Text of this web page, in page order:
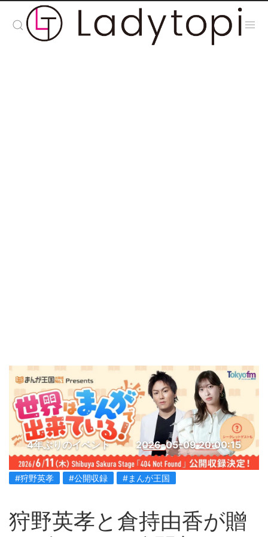
4年ぶりのイベント 2026-05-09 20:00:15
#狩野英孝 #公開収録 #まんが王国
狩野英孝と倉持由香が贈